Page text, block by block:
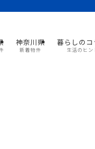
神奈川県
新着物件
暮らしの
生活のヒン